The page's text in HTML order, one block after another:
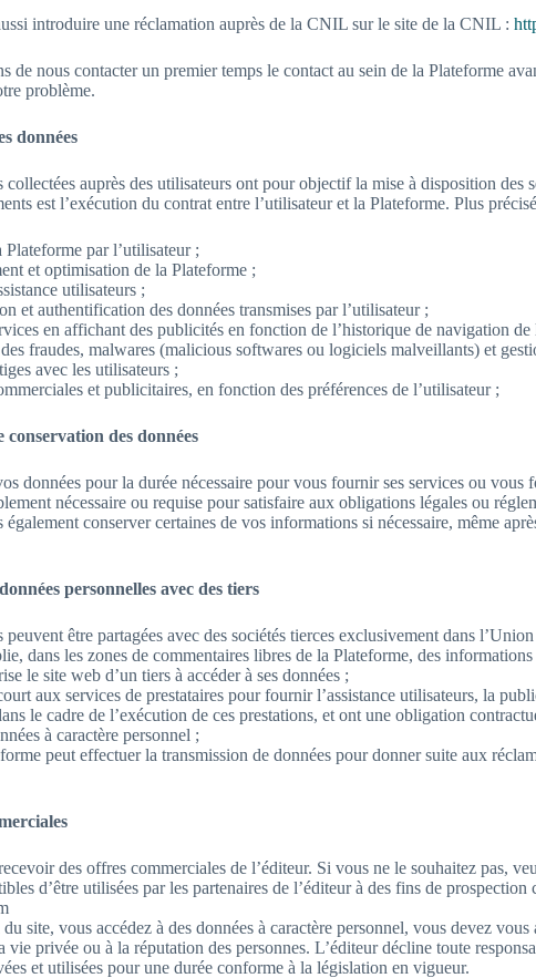
introduire une réclamation auprès de la CNIL sur le site de la CNIL :
de nous contacter un premier temps le contact au sein de la Plateforme
problème.
données
collectées auprès des utilisateurs ont pour objectif la mise à disposition
est l’exécution du contrat entre l’utilisateur et la Plateforme. Plus
par l’utilisateur ;
et optimisation de la Plateforme ;
utilisateurs ;
et authentification des données transmises par l’utilisateur ;
en affichant des publicités en fonction de l’historique de navigation de
fraudes, malwares (malicious softwares ou logiciels malveillants) et
avec les utilisateurs ;
et publicitaires, en fonction des préférences de l’utilisateur ;
des données
données pour la durée nécessaire pour vous fournir ses services ou vous
nécessaire ou requise pour satisfaire aux obligations légales ou
conserver certaines de vos informations si nécessaire, même
personnelles avec des tiers
être partagées avec des sociétés tierces exclusivement dans
dans les zones de commentaires libres de la Plateforme, des
le site web d’un tiers à accéder à ses données ;
aux services de prestataires pour fournir l’assistance utilisateurs, la
le cadre de l’exécution de ces prestations, et ont une obligation
à caractère personnel ;
peut effectuer la transmission de données pour donner suite aux
des offres commerciales de l’éditeur. Si vous ne le souhaitez pas,
d’être utilisées par les partenaires de l’éditeur à des fins de
site, vous accédez à des données à caractère personnel, vous devez
vie privée ou à la réputation des personnes. L’éditeur décline toute
et utilisées pour une durée conforme à la législation en vigueur.